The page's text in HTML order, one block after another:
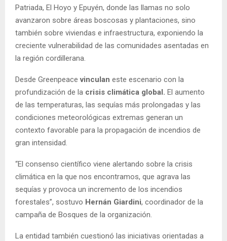
Patriada, El Hoyo y Epuyén, donde las llamas no solo
avanzaron sobre áreas boscosas y plantaciones, sino
también sobre viviendas e infraestructura, exponiendo la
creciente vulnerabilidad de las comunidades asentadas en
la región cordillerana.
Desde Greenpeacevinculan este escenario con la
profundización de la crisis climática global. El aumento
de las temperaturas, las sequías más prolongadas y las
condiciones meteorológicas extremas generan un
contexto favorable para la propagación de incendios de
gran intensidad.
“El consenso científico viene alertando sobre la crisis
climática en la que nos encontramos, que agrava las
sequías y provoca un incremento de los incendios
forestales”, sostuvo Hernán Giardini, coordinador de la
campaña de Bosques de la organización.
La entidad también cuestionó las iniciativas orientadas a